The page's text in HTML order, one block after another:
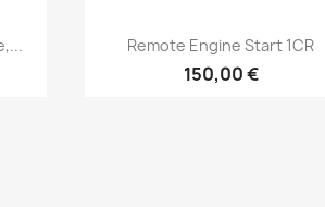
 Anteprima
Remote Engine Start 1CR
150,00 €